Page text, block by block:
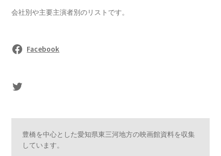
会社別や主要主演者別のリストです。
Facebook
sasaki's Twitter
豊橋を中心とした愛知県東三河地方の映画館資料を収集
しています。